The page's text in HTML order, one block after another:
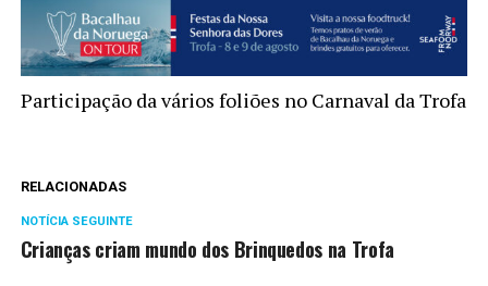
Participação da vários foliões no Carnaval da Trofa
RELACIONADAS
NOTÍCIA SEGUINTE
Crianças criam mundo dos Brinquedos na Trofa